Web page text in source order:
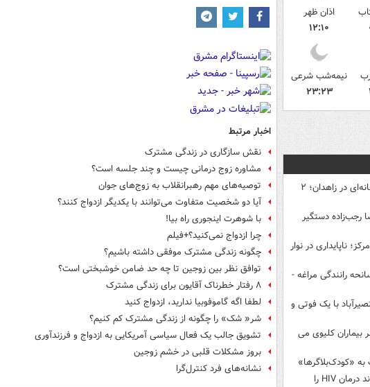
اذان ظهر
۱۲:۱۰
نیمه‌شب شرعی
۲۳:۲۳
حمله مسلحانه به قهوه‌خانه‌ای در زاهدان؛ ۲
رجب‌زاده دستگیر
ناپایداری در نوار
رانندگی مراغه -
با یک فوتی و
بیماران کلیوی می
«کودک‌بلاگرها»
قرص آزمایشی که می‌تواند درمان HIV را
اخبار مرتبط
نقش سازگاری در زندگی مشترک
مشاوره زوج درمانی چیست و چند جلسه است؟
توصیه‌های مهم رهبرانقلاب به زوج‌های جوان
آیا دو شخصیت متفاوت می‌توانند با یکدیگر ازدواج کنند؟
با شوهرت اینجوری راه بیا!
چرا ازدواج نمی‌کنید؟+فیلم
چگونه زندگی مشترک موفقی داشته باشیم؟
توافق نظر بین زوجین تا چه حد ضامن خوشبختی است؟
۸ رفتار خطرناک آقایون برای زندگی مشترک
لطفا اگه گاموفوبیا ندارید، ازدواج کنید
شر« شک» را چگونه از زندگی مشترک کم کنیم؟
‏‌تشویق جالب یک فعال سیاسی آمریکایی به ازدواج و فرزندآوری
بروز مشکلات قلبی در خشم زوجین
نشانه‌های فرد کنترل‌گرا